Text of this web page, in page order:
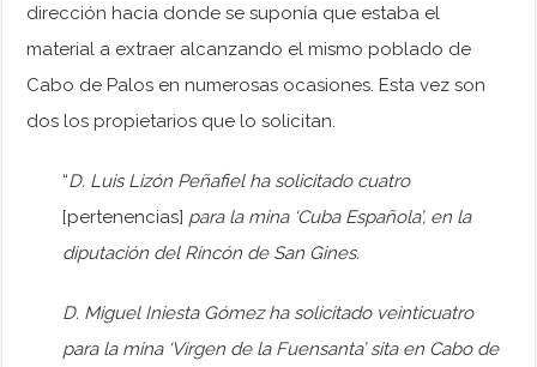
dirección hacia donde se suponía que estaba el
material a extraer alcanzando el mismo poblado de
Cabo de Palos en numerosas ocasiones. Esta vez son
dos los propietarios que lo solicitan.
“D. Luis Lizón Peñafiel ha solicitado cuatro
[pertenencias] para la mina ‘Cuba Española’, en la
diputación del Rincón de San Gines.
D. Miguel Iniesta Gómez ha solicitado veinticuatro
para la mina ‘Virgen de la Fuensanta’ sita en Cabo de